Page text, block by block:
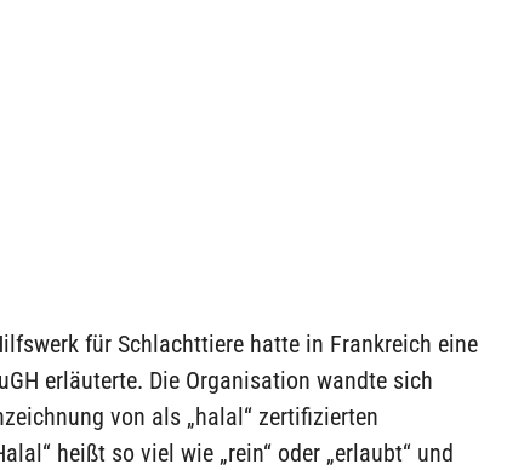
für Schlachttiere hatte in Frankreich eine
erläuterte. Die Organisation wandte sich
von als „halal“ zertifizierten
heißt so viel wie „rein“ oder „erlaubt“ und